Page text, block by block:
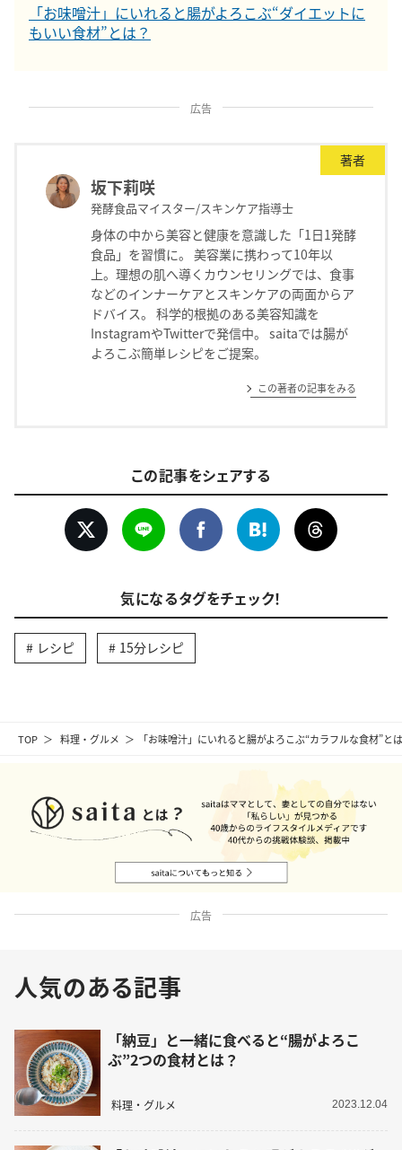
TOP 料理・グルメ 「お味噌汁」にいれると腸がよろこぶ“カラフルな食材”と
「お味噌汁」にいれると腸がよろこぶ“ダイエットに
もいい食材”とは？
広告
著者
坂下莉咲
発酵食品マイスター/スキンケア指導士
身体の中から美容と健康を意識した「1日1発酵
食品」を習慣に。 美容業に携わって10年以
上。理想の肌へ導くカウンセリングでは、食事
などのインナーケアとスキンケアの両面からア
ドバイス。 科学的根拠のある美容知識を
InstagramやTwitterで発信中。 saitaでは腸が
よろこぶ簡単レシピをご提案。
この著者の記事をみる
この記事をシェアする
気になるタグをチェック！
レシピ 15分レシピ
広告
人気のある記事
「納豆」と一緒に食べると“腸がよろこ
ぶ”2つの食材とは？
料理・グルメ 2023.12.04